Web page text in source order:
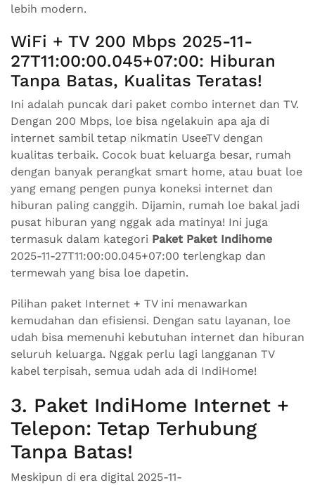
lebih modern.
WiFi + TV 200 Mbps 2025-11-
27T11:00:00.045+07:00: Hiburan
Tanpa Batas, Kualitas Teratas!
Ini adalah puncak dari paket combo internet dan TV.
Dengan 200 Mbps, loe bisa ngelakuin apa aja di
internet sambil tetap nikmatin UseeTV dengan
kualitas terbaik. Cocok buat keluarga besar, rumah
dengan banyak perangkat smart home, atau buat loe
yang emang pengen punya koneksi internet dan
hiburan paling canggih. Dijamin, rumah loe bakal jadi
pusat hiburan yang nggak ada matinya! Ini juga
termasuk dalam kategori Paket Paket Indihome
2025-11-27T11:00:00.045+07:00 terlengkap dan
termewah yang bisa loe dapetin.
Pilihan paket Internet + TV ini menawarkan
kemudahan dan efisiensi. Dengan satu layanan, loe
udah bisa memenuhi kebutuhan internet dan hiburan
seluruh keluarga. Nggak perlu lagi langganan TV
kabel terpisah, semua udah ada di IndiHome!
3. Paket IndiHome Internet +
Telepon: Tetap Terhubung
Tanpa Batas!
Meskipun di era digital 2025-11-